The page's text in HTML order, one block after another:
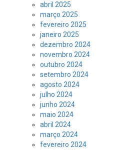
abril 2025
março 2025
fevereiro 2025
janeiro 2025
dezembro 2024
novembro 2024
outubro 2024
setembro 2024
agosto 2024
julho 2024
junho 2024
maio 2024
abril 2024
março 2024
fevereiro 2024